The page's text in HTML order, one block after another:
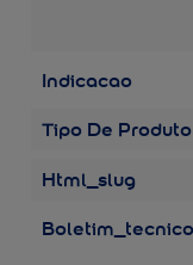
Indicacao
Tipo De Produto
Html_slug
Boletim_tecnico